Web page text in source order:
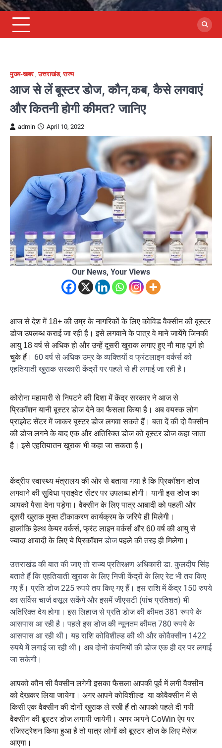
मुख्य-खबर,उत्तराखंड,राज्य
आज से लें बूस्टर डोज, कौन,कब, कैसे लगवाएं
और कितनी होगी कीमत? जानिए
admin April 10, 2022
Our News, Your Views
आज से देश में 18+ की उम्र के नागरिकों के लिए कोविड वैक्सीन की बूस्टर
डोज उपलब्ध कराई जा रही है। इसे लगवाने के पात्र वे माने जायेंगे जिनकी
आयु 18 वर्ष से अधिक हो और उन्हें दूसरी खुराक लगाए हुए नौ माह पूर्ण हो
चुके हैं। 60 वर्ष से अधिक उम्र के व्यक्तियों व फ्रंटलाइन वर्कर्स को
एहतियाती खुराक सरकारी केंद्रों पर पहले से ही लगाई जा रही है।
कोरोना महामारी से निपटने की दिशा में केंद्र सरकार ने आज से
प्रिकॉशन यानी बूस्टर डोज देने का फैसला किया है। अब वयस्क लोग
प्राइवेट सेंटर में जाकर बूस्टर डोज लगवा सकते हैं। बता दें की दो वैक्सीन
की डोज लगने के बाद एक और अतिरिक्त डोज को बूस्टर डोज कहा जाता
है। इसे एहतियातन खुराक भी कहा जा सकता है।
केंद्रीय स्वास्थ्य मंत्रालय की ओर से बताया गया है कि प्रिकॉशन डोज
लगवाने की सुविधा प्राइवेट सेंटर पर उपलब्ध होगी। यानी इस डोज का
आपको पैसा देना पड़ेगा। वैक्सीन के लिए पात्र आबादी को पहली और
दूसरी खुराक मुफ्त टीकाकरण कार्यक्रम के जरिये ही मिलेगी।
हालांकि हेल्थ केयर वर्कर्स, फ्रंट लाइन वर्कर्स और 60 वर्ष की आयु से
ज्यादा आबादी के लिए ये प्रिकॉशनडोजपहले की तरह ही मिलेगा।
उत्तराखंड की बात की जाए तो राज्य प्रतिरक्षण अधिकारी डा. कुलदीप सिंह
बताते हैं कि एहतियाती खुराक के लिए निजी केंद्रों के लिए रेट भी तय किए
गए हैं। प्रति डोज 225 रुपये तय किए गए हैं। इस राशि में केंद्र 150 रुपये
का सर्विस चार्ज वसूल सकेंगे और इसमें जीएसटी (पांच प्रतिशत) भी
अतिरिक्त देय होगा। इस लिहाज से प्रति डोज की कीमत 381 रुपये के
आसपास आ रही है। पहले इस डोज की न्यूनतम कीमत 780 रुपये के
आसपास आ रही थी। यह राशि कोविशील्ड की थी और कोवैक्सीन 1422
रुपये में लगाई जा रही थी। अब दोनों कंपनियों की डोज एक ही दर पर लगाई
जा सकेगी।
आपको कौन सी वैक्सीन लगेगी इसका फैसला आपकी पूर्व में लगी वैक्सीन
को देखकर लिया जायेगा। अगर आपने कोविशील्ड या कोवैक्सीन में से
किसी एक वैक्सीन की दोनों खुराक ले रखी हैं तो आपको पहले दी गयी
वैक्सीन की बूस्टर डोज लगायी जायेगी। अगर आपने CoWin ऐप पर
रजिस्ट्रेशन किया हुआ है तो पात्र लोगों को बूस्टर डोज के लिए मैसेज
आएगा।